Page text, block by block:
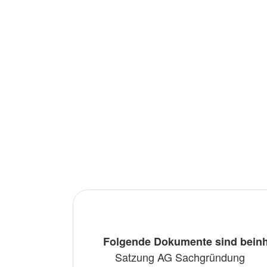
Dokumente
sind
beinhaltet:
Folgende Dokumente sind
Satzung AG Sachgründung